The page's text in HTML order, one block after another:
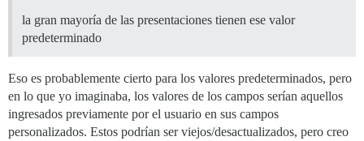
la gran mayoría de las presentaciones tienen ese valor
predeterminado
Eso es probablemente cierto para los valores predeterminados, pero
en lo que yo imaginaba, los valores de los campos serían aquellos
ingresados previamente por el usuario en sus campos
personalizados. Estos podrían ser viejos/desactualizados, pero creo